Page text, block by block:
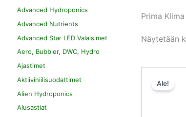
Advanced Hydroponics
Advanced Nutrients
Advanced Star LED Valaisimet
Aero, Bubbler, DWC, Hydro
Ajastimet
Aktiivihiilisuodattimet
Alien Hydroponics
Alusastiat
Prima
Näytetään
Ale!